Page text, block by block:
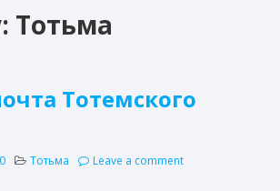
Тотьма
Тотемского
Тотьма Leave a comment